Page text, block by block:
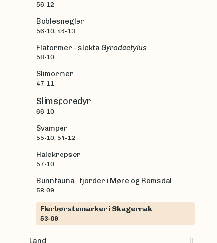
56-12
Boblesnegler
56-10, 46-13
Flatormer - slektaGyrodactylus
58-10
Slimormer
47-11
Slimsporedyr
66-10
Svamper
55-10, 54-12
Halekrepser
57-10
Bunnfauna i fjorder i Møre og Romsdal
58-09
Flerbørstemarker i Skagerrak
53-09
Land